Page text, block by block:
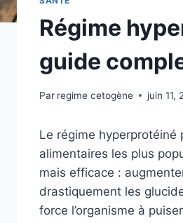
Régime
guide
Par regime cetogène juin 11,
Le régime hyperprotéiné
alimentaires les plus
mais efficace :
drastiquement les
force l’organisme à